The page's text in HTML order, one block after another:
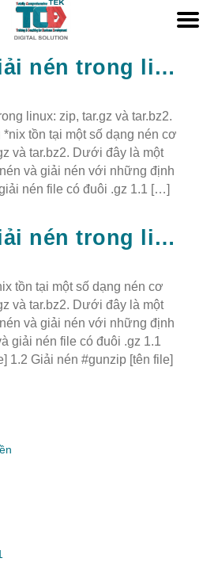
Nén và giải nén trong linux
linux: zip, tar.gz và tar.bz2.
*nix tồn tại một số dạng nén cơ
và tar.bz2. Dưới đây là một
và giải nén với những định
nén file có đuôi .gz 1.1 […]
Nén và giải nén trong linux: zip, tar.gz và tar.bz2
tồn tại một số dạng nén cơ
và tar.bz2. Dưới đây là một
và giải nén với những định
giải nén file có đuôi .gz 1.1
1.2 Giải nén #gunzip [tên file]